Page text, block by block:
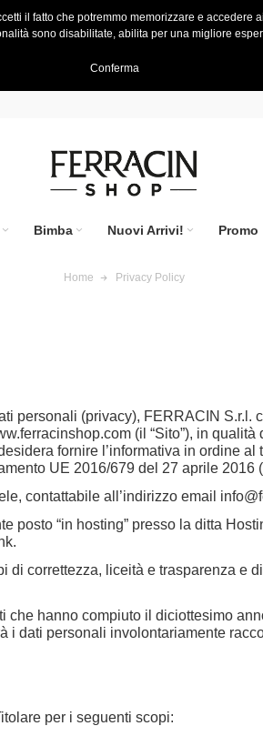
il fatto che potremmo memorizzare e accedere
sono disabilitate, abilita per una migliore
Conferma
Bimba Nuovi Arrivi! Promo
Home Privacy Policy
personali (privacy), FERRACIN S.r.l.
(il “Sito”), in qualità
fornire l’informativa in ordine
UE 2016/679 del 27 aprile 2016
contattabile all’indirizzo email
posto “in hosting” presso la ditta
di correttezza, liceità e trasparenza
hanno compiuto il diciottesimo
dati personali involontariamente
per i seguenti scopi: